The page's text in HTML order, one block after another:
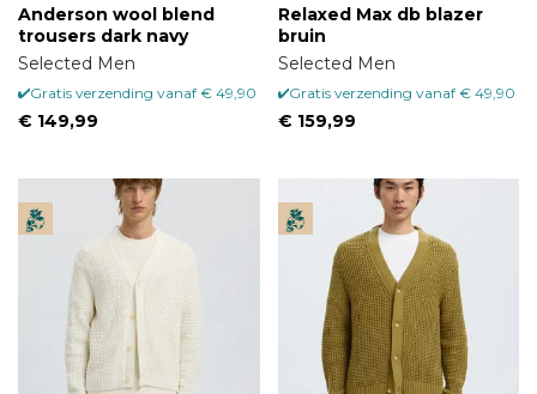
Anderson wool blend
trousers dark navy
Selected Men
Gratis verzending vanaf € 49,90
€ 149,99
Relaxed Max db blazer
bruin
Selected Men
Gratis verzending vanaf € 49,90
€ 159,99